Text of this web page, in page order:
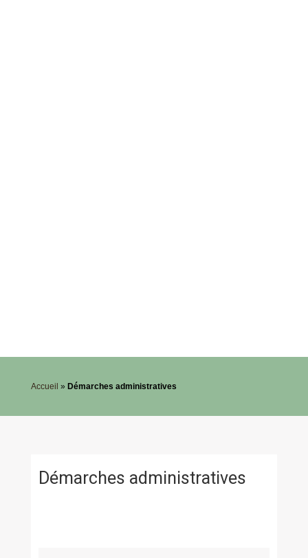
Accueil » Démarches administratives
Démarches administratives